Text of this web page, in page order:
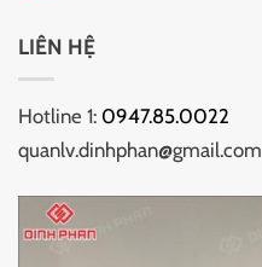
LIÊN HỆ
Hotline 1: 0947.85.0022
quanlv.dinhphan@gmail.com